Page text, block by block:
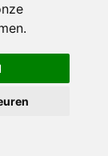
In winkelwagen